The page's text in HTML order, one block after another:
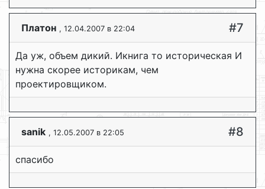
Платон , 12.04.2007 в 22:04 #7
Да уж, объем дикий. Икнига то историческая И
нужна скорее историкам, чем
проектировщиком.
sanik , 12.05.2007 в 22:05 #8
спасибо